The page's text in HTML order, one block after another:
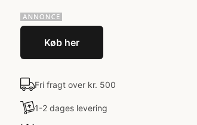
Køb her
Fri fragt over kr. 500
1-2 dages levering